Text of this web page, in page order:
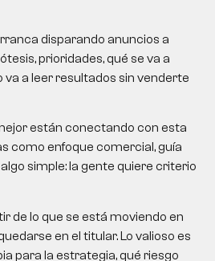
disparando anuncios a
prioridades, qué se va a
a leer resultados sin venderte
están conectando con esta
como enfoque comercial, guía
simple: la gente quiere criterio
de lo que se está moviendo en
en el titular. Lo valioso es
para la estrategia, qué riesgo